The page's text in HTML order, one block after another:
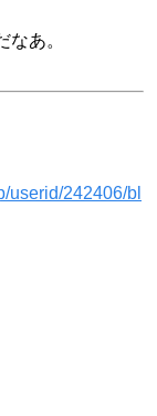
あ。
userid/242406/bl